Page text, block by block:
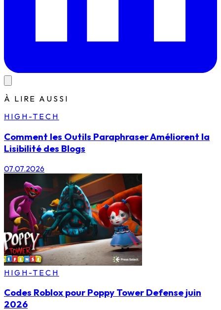
À LIRE AUSSI
HIGH-TECH
Comment les Outils Paraphraser Améliorent la
Lisibilité des Blogs
07.07.2026
HIGH-TECH
Codes Roblox pour Poppy Tower Defense juin
2026